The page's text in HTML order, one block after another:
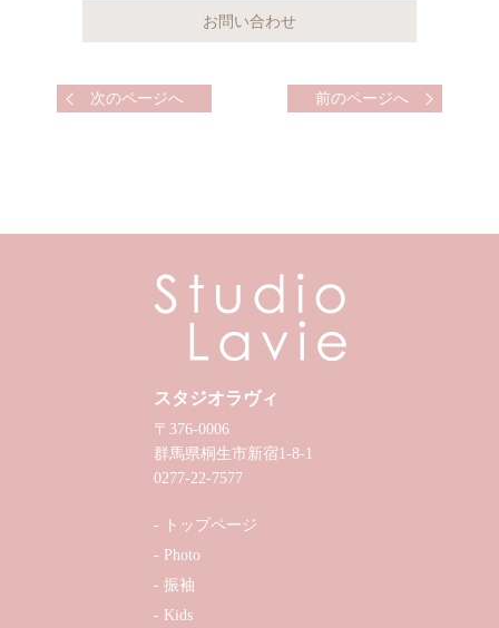
次のページへ 前のページへ
スタジオラヴィ
〒376-0006
群馬県桐生市新宿1-8-1
0277-22-7577
トップページ
Photo
振袖
Kids